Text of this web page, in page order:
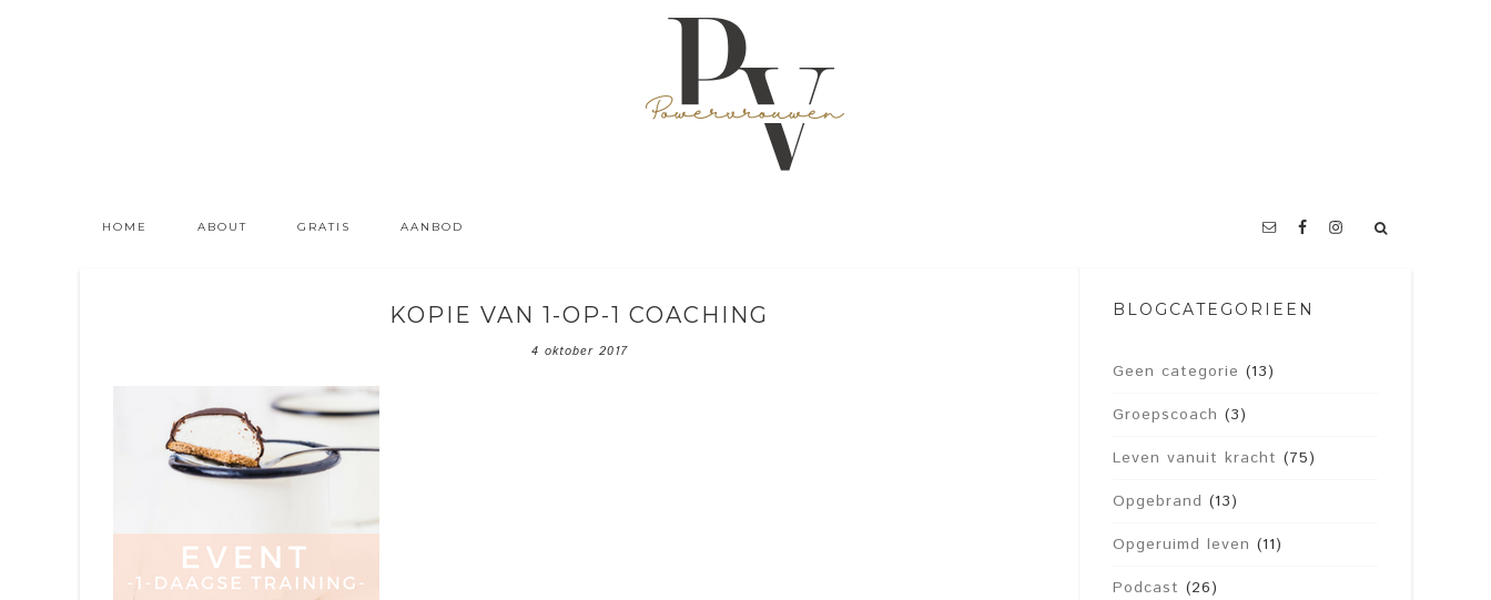
HOME ABOUT GRATIS AANBOD
KOPIE VAN 1-OP-1 COACHING
4 oktober 2017
BLOGCATEGORIEËN
Geen categorie (13)
Groepscoach (3)
Leven vanuit kracht (75)
Opgebrand (13)
Opgeruimd leven (11)
Podcast (26)